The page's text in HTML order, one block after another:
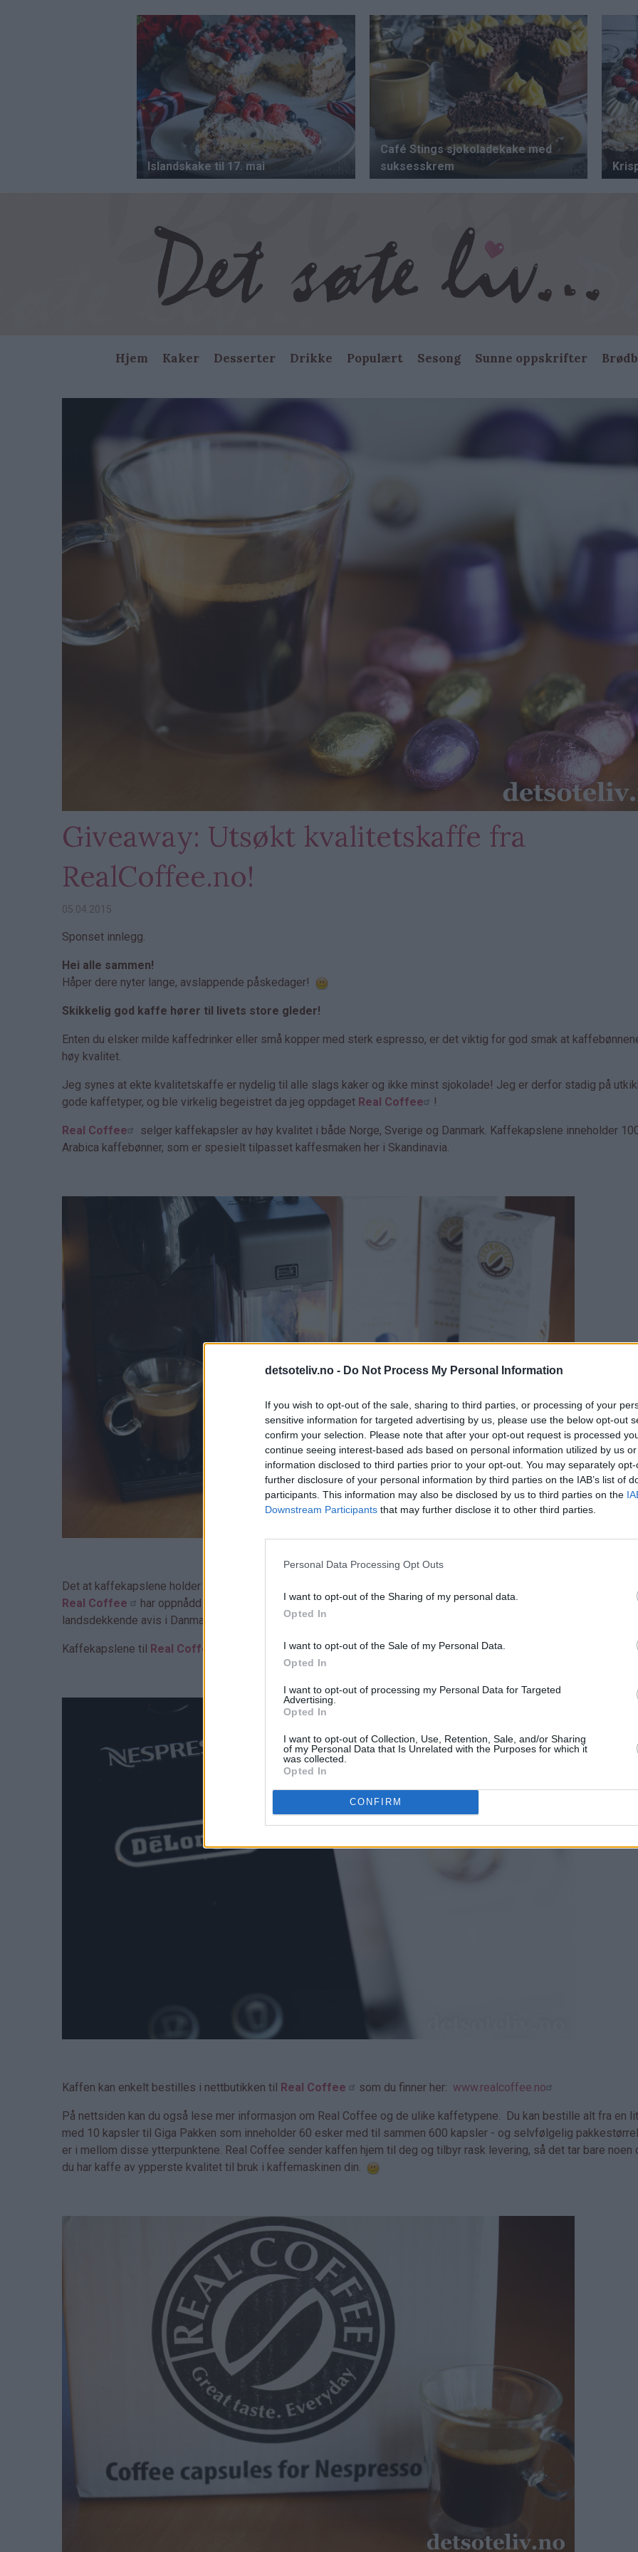
detsoteliv.no - Do Not Process My Personal Information
If you wish to opt-out of the sale, sharing to third parties, or processing of your
sensitive information for targeted advertising by us, please use the below opt-out
confirm your selection. Please note that after your opt-out request is processed
continue seeing interest-based ads based on personal information utilized by us
information disclosed to third parties prior to your opt-out. You may separately
further disclosure of your personal information by third parties on the IAB’s list of
participants. This information may also be disclosed by us to third parties on the
Downstream Participants that may further disclose it to other third parties.
Personal Data Processing Opt Outs
I want to opt-out of the Sharing of my personal data.
Opted In
I want to opt-out of the Sale of my Personal Data.
Opted In
I want to opt-out of processing my Personal Data for Targeted
Advertising.
Opted In
I want to opt-out of Collection, Use, Retention, Sale, and/or Sharing
of my Personal Data that Is Unrelated with the Purposes for which it
was collected.
Opted In
CONFIRM
Main
navigation
Hjem Kaker Desserter Drikke Populært Sesong Sunne oppskrifter
Giveaway: Utsøkt kvalitetskaffe fra
RealCoffee.no!
05.04.2015
Sponset innlegg.
Hei alle sammen!
Håper dere nyter lange, avslappende påskedager!
Skikkelig god kaffe hører til livets store gleder!
Enten du elsker milde kaffedrinker eller små kopper med sterk espresso, er det viktig for god smak at
høy kvalitet.
Jeg synes at ekte kvalitetskaffe er nydelig til alle slags kaker og ikke minst sjokolade! Jeg er derfor stadig på
gode kaffetyper, og ble virkelig begeistret da jeg oppdaget Real Coffee !
Real Coffee
selger kaffekapsler av høy kvalitet i både Norge, Sverige og Danmark. Kaffekapslene inneholder
Arabica kaffebønner, som er spesielt tilpasset kaffesmaken her i Skandinavia.
Det at kaffekapslene holder kaffe av aller høyeste kvalitet merkes virkelig på smaken! Det er derfor ikke rart at
Real Coffee
har oppnådd veldig rask suksess i Skandinavia og har blant annet nylig vunnet "Best i test"-prisen i
landsdekkende avis i Danmark (se omtale
her ).
Kaffekapslene til Real Coffee kan brukes i alle Nespresso kaffemaskiner.
Kaffen kan enkelt bestilles i nettbutikken til Real Coffee som du finner her: www.realcoffee.no
På nettsiden kan du også lese mer informasjon om Real Coffee og de ulike kaffetypene. Du kan bestille alt fra en
med 10 kapsler til Giga Pakken som inneholder 60 esker med til sammen 600 kapsler - og selvfølgelig
er i mellom disse ytterpunktene. Real Coffee sender kaffen hjem til deg og tilbyr rask levering, så det tar bare noen
du har kaffe av ypperste kvalitet til bruk i kaffemaskinen din.